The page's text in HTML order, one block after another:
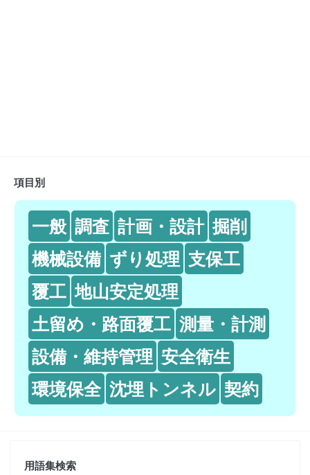
項目別
一般 調査 計画・設計 掘削
機械設備 ずり処理 支保工
覆工 地山安定処理
土留め・路面覆工 測量・計測
設備・維持管理 安全衛生
環境保全 沈埋トンネル 契約
用語集検索